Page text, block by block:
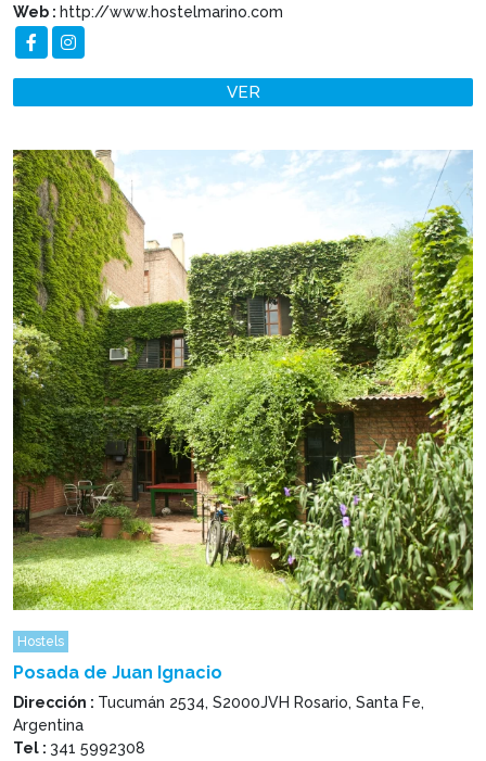
Web : http://www.hostelmarino.com
VER
Hostels
Posada de Juan Ignacio
Dirección : Tucumán 2534, S2000JVH Rosario, Santa Fe,
Argentina
Tel : 341 5992308